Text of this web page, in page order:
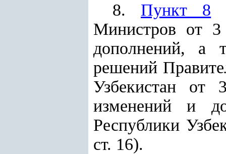
8. Пункт 8
Министров от
дополнений, а
решений
Узбекистан
изменений и
Республики
ст. 16).